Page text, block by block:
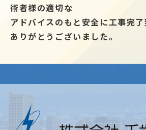
術者様の適切な
アドバイスのもと安全に工事完了
ありがとうございました。